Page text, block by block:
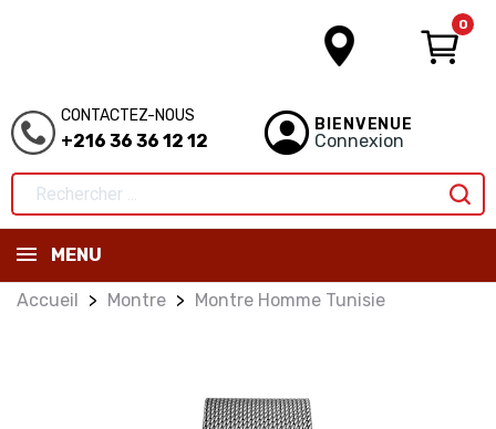
0
CONTACTEZ-NOUS
+216 36 36 12 12
BIENVENUE
Connexion
MENU
Accueil Montre Montre Homme Tunisie